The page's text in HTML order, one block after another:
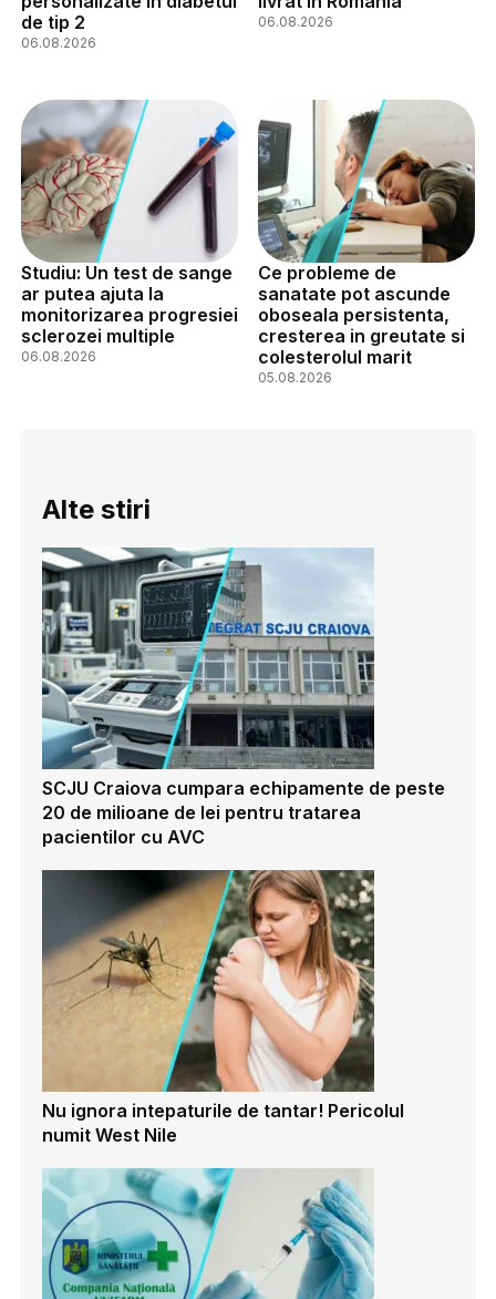
de tip 2
06.08.2026
06.08.2026
Studiu: Un test de sange
ar putea ajuta la
monitorizarea progresiei
sclerozei multiple
06.08.2026
Ce probleme de
sanatate pot ascunde
oboseala persistenta,
cresterea in greutate si
colesterolul marit
05.08.2026
Alte stiri
SCJU Craiova cumpara echipamente de peste
20 de milioane de lei pentru tratarea
pacientilor cu AVC
Nu ignora intepaturile de tantar! Pericolul
numit West Nile